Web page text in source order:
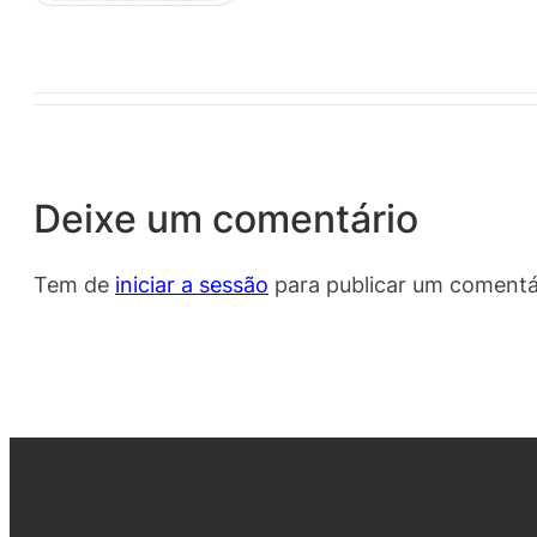
Deixe um comentário
Tem de iniciar a sessão para publicar um